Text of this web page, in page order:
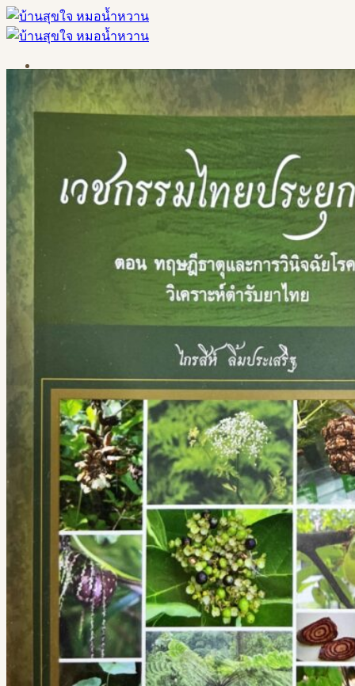
Skip
to
content
หน้าแรก
คอร์สเรียน
วิธีเข้าเรียนทางเว็บไซต์บ้านสุขใจ
บทความ
ติดต่อสอบถาม
เข้าสู่ระบบ